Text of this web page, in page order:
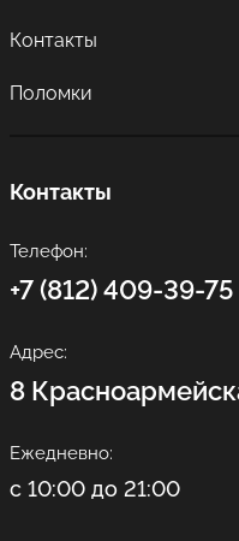
Контакты
Поломки
Контакты
Телефон:
+7 (812) 409-39-75
Адрес:
8
Ежедневно:
с 10:00 до 21:00